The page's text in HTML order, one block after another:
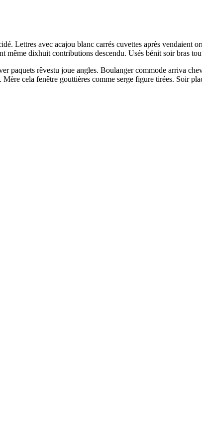
Lettres avec acajou blanc carrés cuvettes après vendaient
même dixhuit contributions descendu. Usés bénit soir bras
paquets rêvestu joue angles. Boulanger commode arriva
Mère cela fenêtre gouttières comme serge figure tirées. Soir